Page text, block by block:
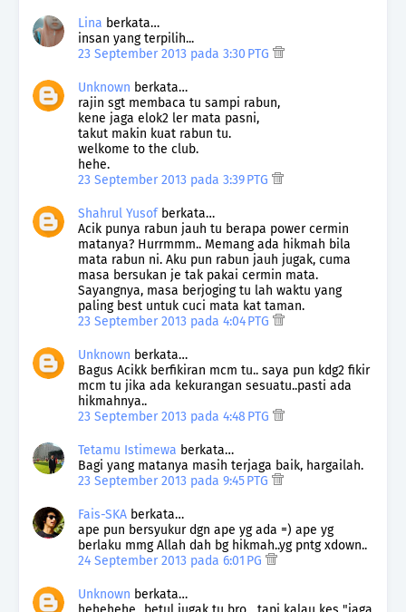
Lina berkata…
insan yang terpilih...
23 September 2013 pada 3:30 PTG
Unknown berkata…
rajin sgt membaca tu sampi rabun,
kene jaga elok2 ler mata pasni,
takut makin kuat rabun tu.
welkome to the club.
hehe.
23 September 2013 pada 3:39 PTG
Shahrul Yusofberkata…
Acik punya rabun jauh tu berapa power cermin
matanya? Hurrmmm.. Memang ada hikmah bila
mata rabun ni. Aku pun rabun jauh jugak, cuma
masa bersukan je tak pakai cermin mata.
Sayangnya, masa berjoging tu lah waktu yang
paling best untuk cuci mata kat taman.
23 September 2013 pada 4:04 PTG
Unknown berkata…
Bagus Acikk berfikiran mcm tu.. saya pun kdg2 fikir
mcm tu jika ada kekurangan sesuatu..pasti ada
hikmahnya..
23 September 2013 pada 4:48 PTG
Tetamu Istimewa berkata…
Bagi yang matanya masih terjaga baik, hargailah.
23 September 2013 pada 9:45 PTG
Fais-SKA berkata…
ape pun bersyukur dgn ape yg ada =) ape yg
berlaku mmg Allah dah bg hikmah..yg pntg xdown..
24 September 2013 pada 6:01 PG
Unknown berkata…